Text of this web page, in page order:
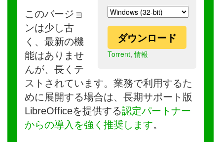
ダウンロード
Torrent,情報
このバージョ
ンは少し古
く、最新の機
能はありませ
んが、長くテ
ストされています。業務で利用するた
めに展開する場合は、長期サポート版
LibreOfficeを提供する認定パートナー
からの導入を強く推奨します。